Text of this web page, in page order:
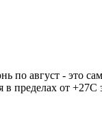
по август - это
пределах от